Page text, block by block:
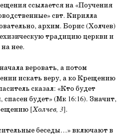
ссылается на «Поучения
свт. Кирилла
архим. Борис (Холчев)
традицию церкви и
нее.
веровать, а потом
искать веру, а ко Крещению
сказал: «Кто будет
спасен будет» (Мк 16:16). Значит,
[Холчев, 3].
беседы…» включают в